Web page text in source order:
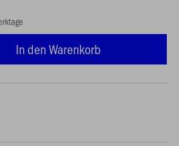
In den Warenkorb